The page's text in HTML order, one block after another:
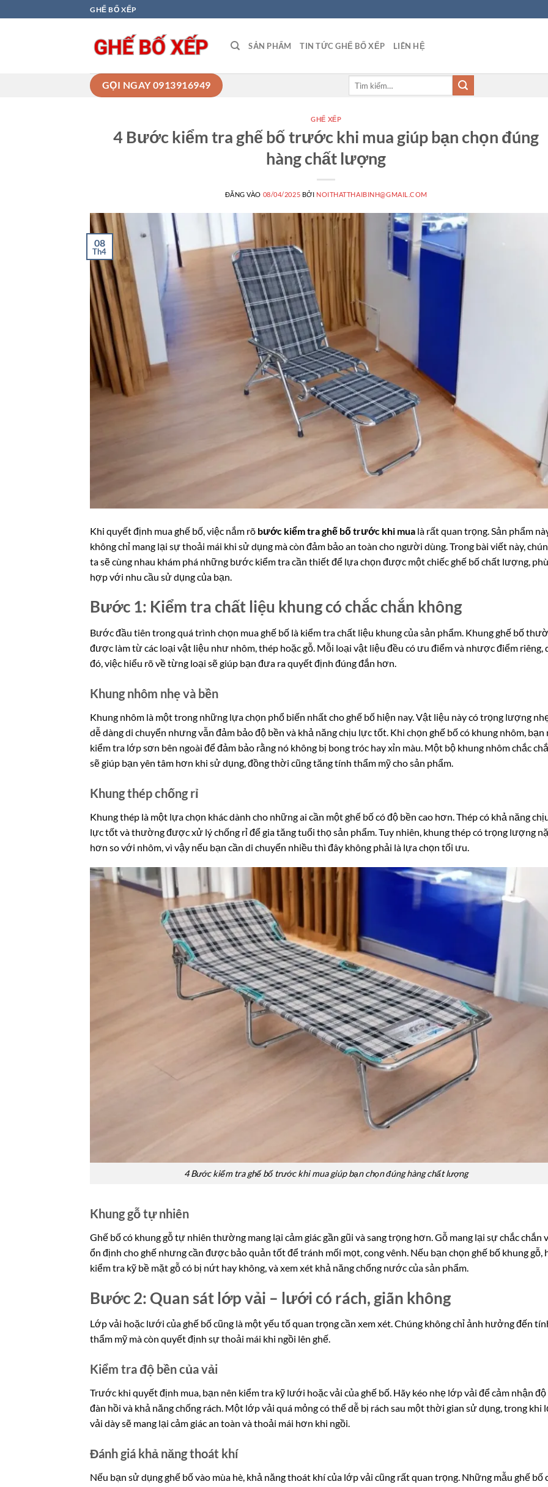
qua
GHẾ BỐ XẾP
SẢN PHẨM TIN TỨC GHẾ BỐ XẾP LIÊN HỆ
GỌI NGAY 0913916949
Tìm
GHẾ XẾP
4 Bước kiểm tra ghế bố trước khi mua giúp bạn chọn đúng
hàng chất lượng
ĐĂNG VÀO 08/04/2025 BỞI NOITHATTHAIBINH@GMAIL.COM
08
Th4
Khi quyết định mua ghế bố, việc nắm rõ bước kiểm tra ghế bố trước khi mua là rất quan trọng. Sản phẩm
không chỉ mang lại sự thoải mái khi sử dụng mà còn đảm bảo an toàn cho người dùng. Trong bài viết này,
ta sẽ cùng nhau khám phá những bước kiểm tra cần thiết để lựa chọn được một chiếc ghế bố chất lượng, phù
hợp với nhu cầu sử dụng của bạn.
Bước 1: Kiểm tra chất liệu khung có chắc chắn không
Bước đầu tiên trong quá trình chọn mua ghế bố là kiểm tra chất liệu khung của sản phẩm. Khung ghế bố
được làm từ các loại vật liệu như nhôm, thép hoặc gỗ. Mỗi loại vật liệu đều có ưu điểm và nhược điểm riêng,
đó, việc hiểu rõ về từng loại sẽ giúp bạn đưa ra quyết định đúng đắn hơn.
Khung nhôm nhẹ và bền
Khung nhôm là một trong những lựa chọn phổ biến nhất cho ghế bố hiện nay. Vật liệu này có trọng lượng
dễ dàng di chuyển nhưng vẫn đảm bảo độ bền và khả năng chịu lực tốt. Khi chọn ghế bố có khung nhôm, bạn
kiểm tra lớp sơn bên ngoài để đảm bảo rằng nó không bị bong tróc hay xỉn màu. Một bộ khung nhôm chắc
sẽ giúp bạn yên tâm hơn khi sử dụng, đồng thời cũng tăng tính thẩm mỹ cho sản phẩm.
Khung thép chống rỉ
Khung thép là một lựa chọn khác dành cho những ai cần một ghế bố có độ bền cao hơn. Thép có khả năng
lực tốt và thường được xử lý chống rỉ để gia tăng tuổi thọ sản phẩm. Tuy nhiên, khung thép có trọng lượng
hơn so với nhôm, vì vậy nếu bạn cần di chuyển nhiều thì đây không phải là lựa chọn tối ưu.
4 Bước kiểm tra ghế bố trước khi mua giúp bạn chọn đúng hàng chất lượng
Khung gỗ tự nhiên
Ghế bố có khung gỗ tự nhiên thường mang lại cảm giác gần gũi và sang trọng hơn. Gỗ mang lại sự chắc chắn
ổn định cho ghế nhưng cần được bảo quản tốt để tránh mối mọt, cong vênh. Nếu bạn chọn ghế bố khung gỗ,
kiểm tra kỹ bề mặt gỗ có bị nứt hay không, và xem xét khả năng chống nước của sản phẩm.
Bước 2: Quan sát lớp vải – lưới có rách, giãn không
Lớp vải hoặc lưới của ghế bố cũng là một yếu tố quan trọng cần xem xét. Chúng không chỉ ảnh hưởng đến
thẩm mỹ mà còn quyết định sự thoải mái khi ngồi lên ghế.
Kiểm tra độ bền của vải
Trước khi quyết định mua, bạn nên kiểm tra kỹ lưới hoặc vải của ghế bố. Hãy kéo nhẹ lớp vải để cảm nhận độ
đàn hồi và khả năng chống rách. Một lớp vải quá mỏng có thể dễ bị rách sau một thời gian sử dụng, trong khi
vải dày sẽ mang lại cảm giác an toàn và thoải mái hơn khi ngồi.
Đánh giá khả năng thoát khí
Nếu bạn sử dụng ghế bố vào mùa hè, khả năng thoát khí của lớp vải cũng rất quan trọng. Những mẫu ghế bố